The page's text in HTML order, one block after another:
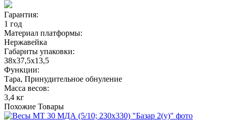
Гарантия:
1 год
Материал платформы:
Нержавейка
Габариты упаковки:
38х37,5х13,5
Функции:
Тара, Принудительное обнуление
Масса весов:
3,4 кг
Похожие Товары